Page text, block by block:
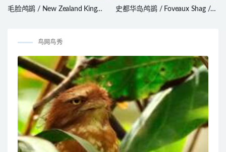
毛脸鸬鹚 / New Zealand King
史都华岛鸬鹚 / Foveaux Shag /
鸟网鸟秀